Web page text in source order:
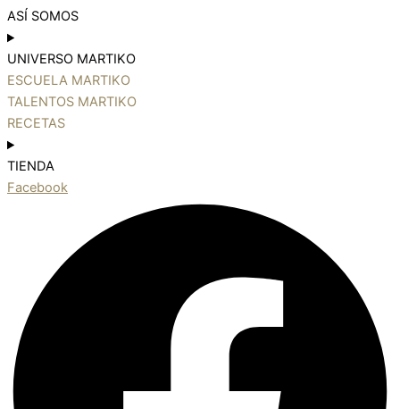
ASÍ SOMOS
UNIVERSO MARTIKO
ESCUELA MARTIKO
TALENTOS MARTIKO
RECETAS
TIENDA
Facebook